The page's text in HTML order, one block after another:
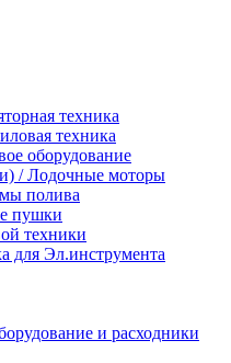
техника
техника
оборудование
/ Лодочные моторы
полива
пушки
техники
для Эл.инструмента
и расходники